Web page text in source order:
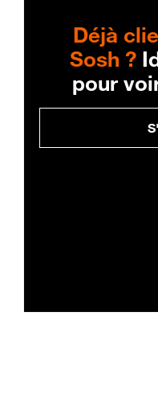
Déjà
Sosh ?
pour